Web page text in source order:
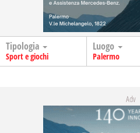
Tipologia
Sport e giochi
Luogo
Palermo
Adv